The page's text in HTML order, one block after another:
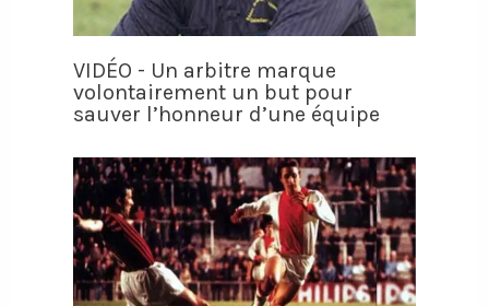
VIDÉO - Un arbitre marque
volontairement un but pour
sauver l’honneur d’une équipe